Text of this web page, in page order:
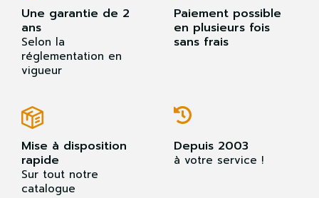
Une garantie de 2
ans
Selon la
réglementation en
vigueur
Paiement possible
en plusieurs fois
sans frais
Mise à disposition
rapide
Sur tout notre
catalogue
Depuis 2003
à votre service !